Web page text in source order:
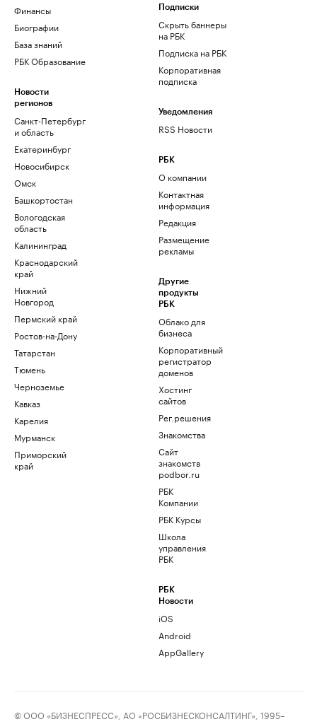
Финансы
Биографии
База знаний
РБК Образование
Новости
регионов
Санкт-Петербург
и область
Екатеринбург
Новосибирск
Омск
Башкортостан
Вологодская
область
Калининград
Краснодарский
край
Нижний
Новгород
Пермский край
Ростов-на-Дону
Татарстан
Тюмень
Черноземье
Кавказ
Карелия
Мурманск
Приморский
край
Подписки
Скрыть баннеры
на РБК
Подписка на РБК
Корпоративная
подписка
Уведомления
RSS Новости
РБК
О компании
Контактная
информация
Редакция
Размещение
рекламы
Другие
продукты
РБК
Облако для
бизнеса
Корпоративный
регистратор
доменов
Хостинг
сайтов
Рег.решения
Знакомства
Сайт
знакомств
podbor.ru
РБК
Компании
РБК Курсы
Школа
управления
РБК
РБК
Новости
iOS
Android
AppGallery
© ООО «БИЗНЕСПРЕСС», АО «РОСБИЗНЕСКОНСАЛТИНГ», 1995–